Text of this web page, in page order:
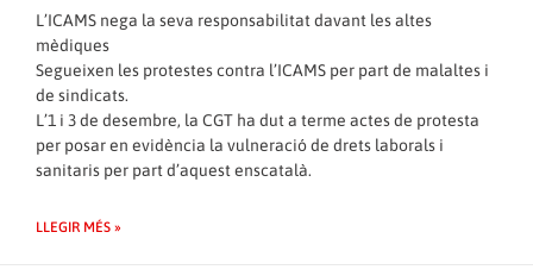
L’ICAMS nega la seva responsabilitat davant les altes
mèdiques
Segueixen les protestes contra l’ICAMS per part de malaltes i
de sindicats.
L’1 i 3 de desembre, la CGT ha dut a terme actes de protesta
per posar en evidència la vulneració de drets laborals i
sanitaris per part d’aquest enscatalà.
LLEGIR MÉS »